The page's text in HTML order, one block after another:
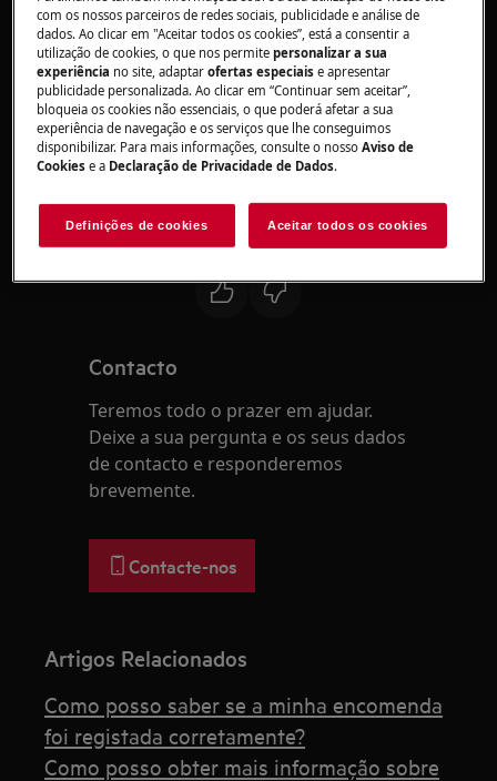
o endereço de e-mail fornecido durante o
checkout. Caso não a tenha recebido, pode ser
porque introduziu o endereço de e-mail
incorretamente durante o processo de
finalização da compra.
Verifique também a pasta de spam.
Estaremos disponíveis para esclarecer qualquer
questão adicional que deseje colocar.
Este artigo foi útil?
Contacto
Teremos todo o prazer em ajudar.
Deixe a sua pergunta e os seus dados
de contacto e responderemos
brevemente.
Contacte-nos
Artigos Relacionados
Como posso saber se a minha encomenda
foi registada corretamente?
Como posso obter mais informação sobre
com os nossos parceiros de redes sociais, publicidade e análise de
dados. Ao clicar em "Aceitar todos os cookies”, está a consentir a
utilização de cookies, o que nos permitepersonalizar a sua
experiência no site, adaptarofertas especiaise apresentar
publicidade personalizada. Ao clicar em “Continuar sem aceitar”,
bloqueia os cookies não essenciais, o que poderá afetar a sua
experiência de navegação e os serviços que lhe conseguimos
disponibilizar. Para mais informações, consulte o nossoAviso de
Cookies e a Declaração de Privacidade de Dados.
Definições de cookies Aceitar todos os cookies